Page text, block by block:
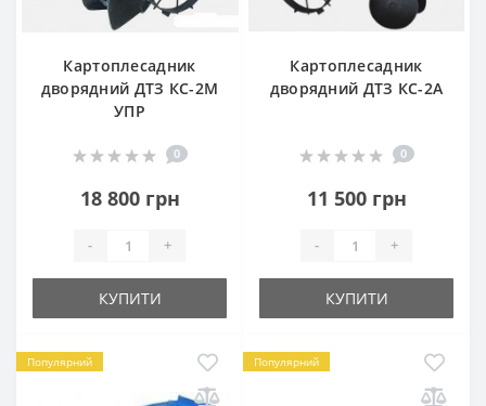
Картоплесадник
дворядний ДТЗ КС-2М
УПР
0
18 800 грн
- +
КУПИТИ
Картоплесадник
дворядний ДТЗ КС-2А
0
11 500 грн
- +
КУПИТИ
Популярний Популярний